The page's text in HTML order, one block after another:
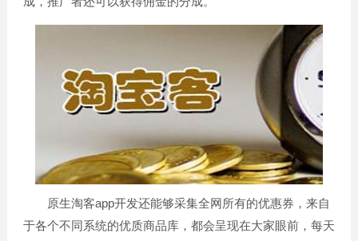
原生淘客app开发还能够采集全网所有的优惠券，来自
于各个不同系统的优质商品库，都会呈现在大家眼前，每天